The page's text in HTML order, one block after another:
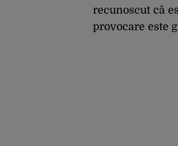
recunoscut că
provocare este